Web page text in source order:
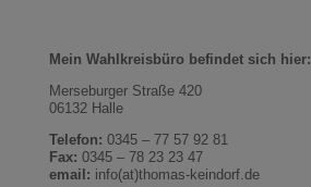
Mein Wahlkreisbüro befindet sich hier:
Merseburger Straße 420
06132 Halle
Telefon: 0345 – 77 57 92 81
Fax: 0345 – 78 23 23 47
email: info(at)thomas-keindorf.de